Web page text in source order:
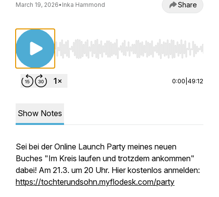
March 19, 2026• Inka Hammond Share
Use Left/Right to seek, Home/End to jump to
0:00 49:12
Show Notes
Sei bei der Online Launch Party meines neuen
Buches "Im Kreis laufen und trotzdem ankommen"
dabei! Am 21.3. um 20 Uhr. Hier kostenlos anmelden:
https://tochterundsohn.myflodesk.com/party